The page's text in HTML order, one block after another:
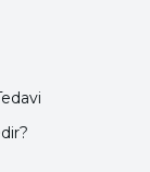
için
tespiti için